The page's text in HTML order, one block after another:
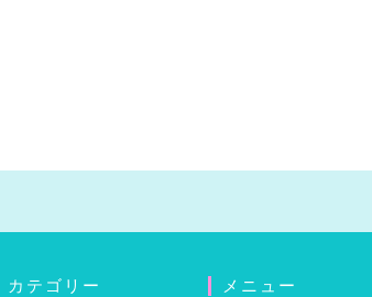
カテゴリー メニュー